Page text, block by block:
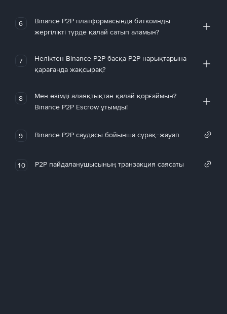
6
Binance P2P платформасында биткоинды
жергілікті түрде қалай сатып аламын?
7
Неліктен Binance P2P басқа P2P нарықтарына
қарағанда жақсырақ?
8
Мен өзімді алаяқтықтан қалай қорғаймын?
Binance P2P Escrow ұтымды!
9 Binance P2P саудасы бойынша сұрақ-жауап
10 P2P пайдаланушысының транзакция саясаты